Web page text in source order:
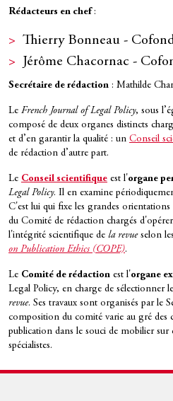
Rédacteurs en chef:
Thierry Bonneau -
Jérôme Chacornac -
Secrétaire de rédaction : Mathilde
Le French Journal of Legal Policy, sous
composé de deux organes distincts
et d’en garantir la qualité : un Conseil
de rédaction d’autre part.
Le Conseil scientifique est l'organe
Legal Policy. Il en examine
C'est lui qui fixe les grandes orientations
du Comité de rédaction chargés
l'intégrité scientifique de la revueselon
on Publication Ethics (COPE).
Le Comité de rédaction est l'organe
Legal Policy, en charge de sélectionner
revue. Ses travaux sont organisés par le
composition du comité varie au gré des
publication dans le souci de mobilier sur
spécialistes.